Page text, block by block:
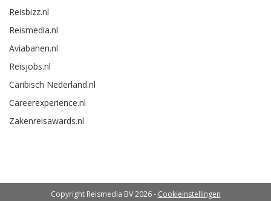
Reisbizz.nl
Reismedia.nl
Aviabanen.nl
Reisjobs.nl
Caribisch Nederland.nl
Careerexperience.nl
Zakenreisawards.nl
Copyright Reismedia BV 2026 - Cookieinstellingen